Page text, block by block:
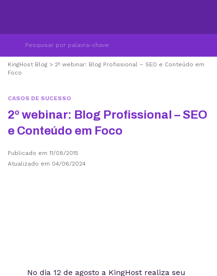
KingHost Blog > 2º webinar: Blog Profissional – SEO e Conteúdo em
Foco
CASOS DE SUCESSO
2º webinar: Blog Profissional – SEO
e Conteúdo em Foco
Publicado em 11/08/2015
Atualizado em 04/06/2024
No dia 12 de agosto a KingHost realiza seu